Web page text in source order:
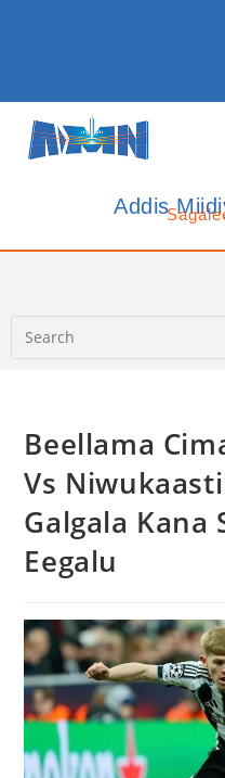
Addis
Beellama
Vs
Galgala Kana
Eegalu